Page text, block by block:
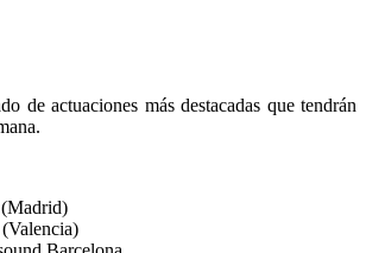
de actuaciones más destacadas que tendrán